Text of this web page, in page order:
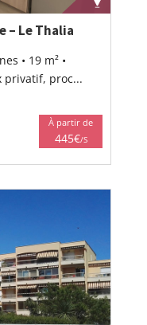
– Le Thalia
• 19 m² •
privatif, proc...
À partir de
445€/S